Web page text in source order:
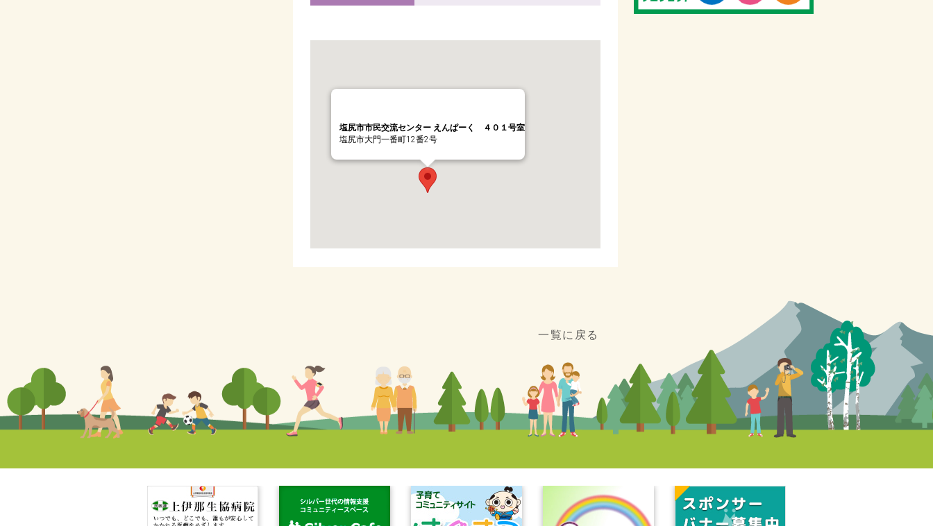
塩尻市市民交流センター えんぱーく ４０１号室
塩尻市大門一番町12番2号
一覧に戻る